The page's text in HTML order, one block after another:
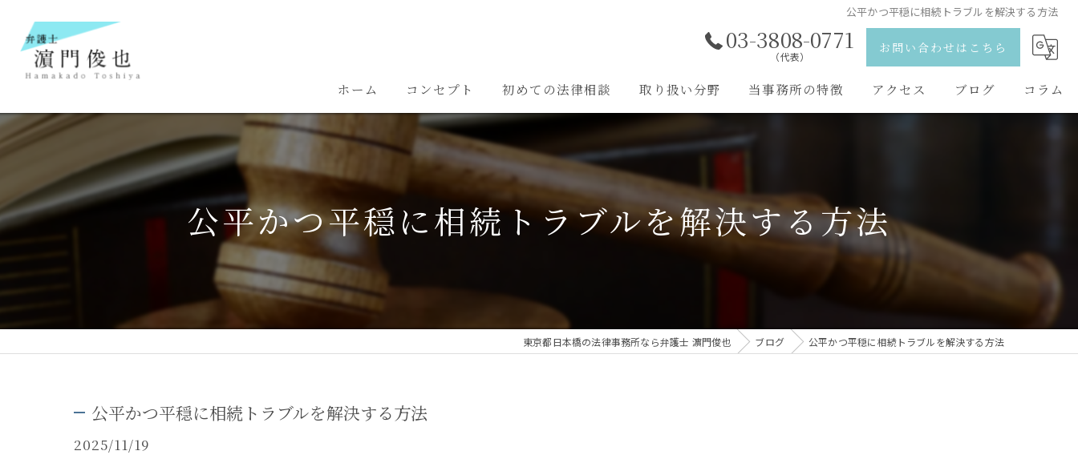
公平かつ平穏に相続トラブルを解決する方法
03-3808-0771
（代表）
お問い合わせはこちら
ホーム コンセプト 初めての法律相談 取り扱い分野
離婚問題
交通事故問題
相続問題
当事務所の特徴
刑事事件
アクセス ブログ コラム
公平かつ平穏に相続トラブルを解決する方法
東京都日本橋の法律事務所なら弁護士 濵門俊也 ブログ 公平かつ平穏に相続トラブルを解決する方法
公平かつ平穏に相続トラブルを解決する方法
2025/11/19